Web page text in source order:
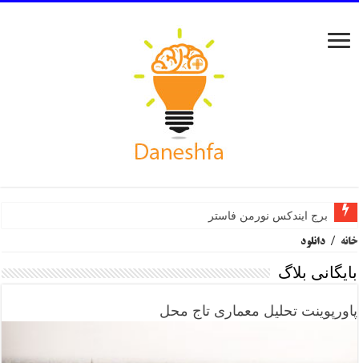
برج ایندکس نورمن فاستر
خانه / دانلود
بایگانی بلاگ
پاورپوینت تحلیل معماری تاج محل